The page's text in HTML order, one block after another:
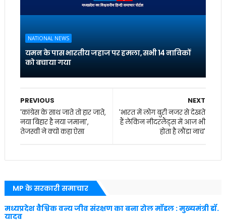
NATIONAL NEWS
यमन के पास भारतीय जहाज पर हमला, सभी 14 नाविकों
को बचाया गया
NEXT
'भारत में लोग बुरी नजर से देखते
हैं लेकिन नीदरलैंड्स में आज भी
होता है लौंडा नाच'
PREVIOUS
'कांग्रेस के साथ जाते तो हार जाते,
नया बिहार है नया जमाना',
तेजस्वी ने क्यों कहा ऐसा
MP के सरकारी समाचार
मध्यप्रदेश वैश्विक वन्य जीव संरक्षण का बना रोल मॉडल : मुख्यमंत्री डॉ.
यादव